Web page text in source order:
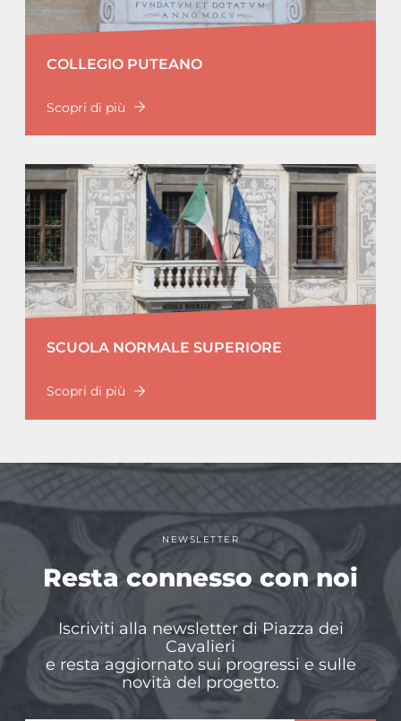
COLLEGIO PUTEANO
Scopri di più
SCUOLA NORMALE SUPERIORE
Scopri di più
NEWSLETTER
Resta connesso con noi
Iscriviti alla newsletter di Piazza dei
Cavalieri
e resta aggiornato sui progressi e sulle
novità del progetto.